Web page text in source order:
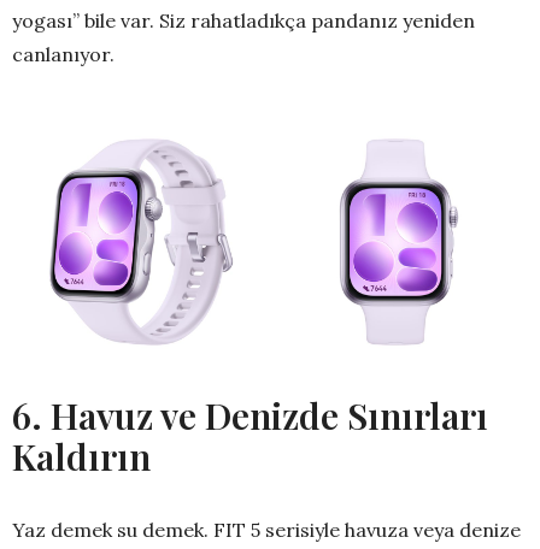
yogası” bile var. Siz rahatladıkça pandanız yeniden
canlanıyor.
6. Havuz ve Denizde Sınırları
Kaldırın
Yaz demek su demek. FIT 5 serisiyle havuza veya denize